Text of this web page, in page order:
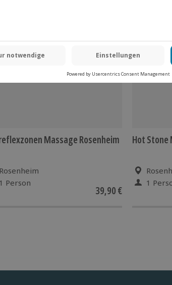
Massage Rosenheim
Rosenheim
1 Person
39,90 €
Hot Stone
1